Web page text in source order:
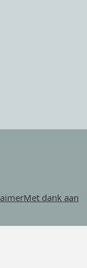
Met dank aan